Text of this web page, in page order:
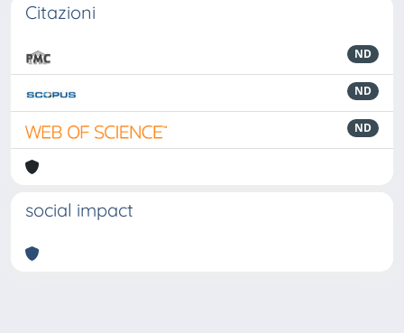
Citazioni
ND
ND
ND
social impact